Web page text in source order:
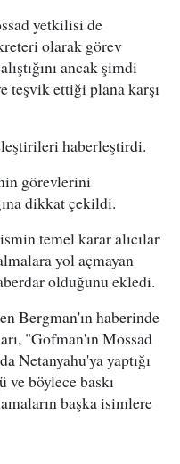
yetkilisi de
olarak görev
ancak şimdi
teşvik ettiği plana karşı
haberleştirdi.
görevlerini
dikkat çekildi.
temel karar alıcılar
yol açmayan
olduğunu ekledi.
Bergman'ın haberinde
"Gofman'ın Mossad
Netanyahu'ya yaptığı
böylece baskı
başka isimlere